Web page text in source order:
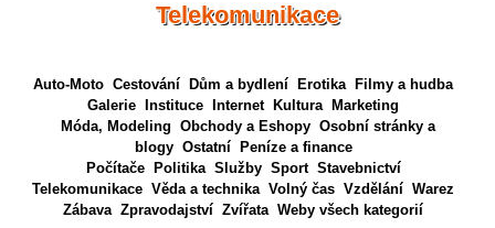
Telekomunikace
Auto-Moto Cestování Dům a bydlení Erotika
Filmy a hudba
Galerie
Instituce Internet Kultura
Marketing
Móda, Modeling Obchody a Eshopy Osobní stránky a
blogy Ostatní
Peníze a finance
Počítače
Politika Služby Sport Stavebnictví
Telekomunikace Věda a technika Volný čas Vzdělání Warez
Zábava Zpravodajství Zvířata Weby všech kategorií